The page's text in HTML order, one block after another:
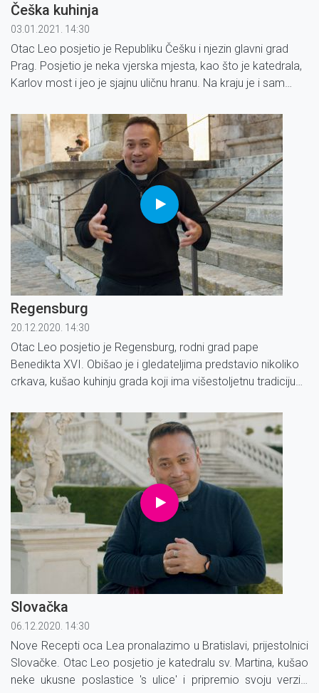
Češka kuhinja
03.01.2021. 14:30
Otac Leo posjetio je Republiku Češku i njezin glavni grad
Prag. Posjetio je neka vjerska mjesta, kao što je katedrala,
Karlov most i jeo je sjajnu uličnu hranu. Na kraju je i sam
Regensburg
20.12.2020. 14:30
Otac Leo posjetio je Regensburg, rodni grad pape
Benedikta XVI. Obišao je i gledateljima predstavio nikoliko
crkava, kušao kuhinju grada koji ima višestoljetnu tradiciju
pivom.
Slovačka
06.12.2020. 14:30
Nove Recepti oca Lea pronalazimo u Bratislavi, prijestolnici
Slovačke. Otac Leo posjetio je katedralu sv. Martina, kušao
neke ukusne poslastice 's ulice' i pripremio svoju verziju